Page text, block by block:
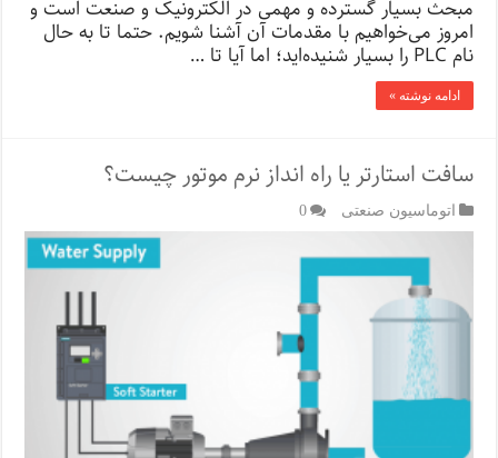
مبحث بسیار گسترده و مهمی در الکترونیک و صنعت است و
امروز می‌خواهیم با مقدمات آن آشنا شویم. حتما تا به حال
نام PLC را بسیار شنیده‌اید؛ اما آیا تا …
ادامه نوشته »
سافت استارتر یا راه انداز نرم موتور چیست؟
اتوماسیون صنعتی 0